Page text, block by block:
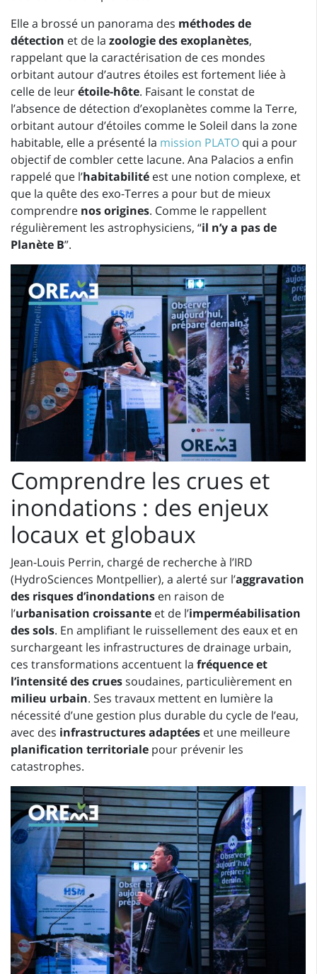
Elle a brossé un panorama des méthodes de
détection et de la zoologie desexoplanètes,
rappelant que la caractérisation de ces mondes
orbitant autour d’autres étoiles est fortement liée à
celle de leurétoile-hôte. Faisant le constat de
l’absence de détection d’exoplanètes comme la Terre,
orbitant autour d’étoiles comme le Soleil dans la zone
habitable, elle a présenté la mission PLATO qui a pour
objectif de combler cette lacune. Ana Palacios a enfin
rappelé que l’habitabilité est une notion complexe, et
que la quête des exo-Terres a pour but de mieux
comprendre nos origines. Comme le rappellent
régulièrement les astrophysiciens, “il n’y a pas de
Planète B”.
Comprendre les crues et
inondations : des enjeux
locaux et globaux
Jean-Louis Perrin, chargé de recherche à l’IRD
(HydroSciences Montpellier), a alerté sur l’aggravation
des risques d’inondations en raison de
l’urbanisation croissante et de l’imperméabilisation
des sols. En amplifiant le ruissellement des eaux et en
surchargeant les infrastructures de drainage urbain,
ces transformations accentuent la fréquence et
l’intensité des cruessoudaines, particulièrement en
milieu urbain. Ses travaux mettent en lumière la
nécessité d’une gestion plus durable du cycle de l’eau,
avec des infrastructures adaptées et une meilleure
planification territoriale pour prévenir les
catastrophes.